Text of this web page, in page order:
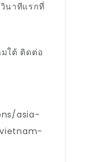
นาทีแรกที่
ใต้ ติดต่อ
asia-